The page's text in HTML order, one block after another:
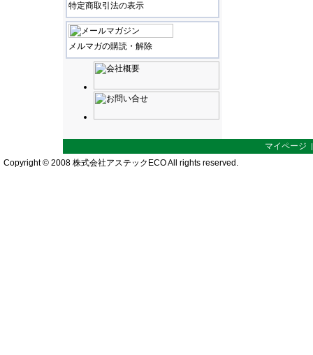
特定商取引法の表示
メルマガの購読・解除
マイページ
Copyright © 2008 株式会社アステックECO All rights reserved.